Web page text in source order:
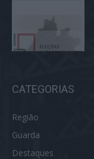
CATEGORIAS
Região
Guarda
Destaques